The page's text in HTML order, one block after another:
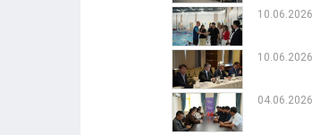
10.06.2026
10.06.2026
04.06.2026